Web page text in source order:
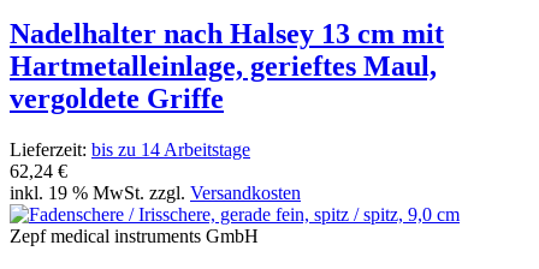
Nadelhalter nach Halsey 13 cm mit
Hartmetalleinlage, gerieftes Maul,
vergoldete Griffe
Lieferzeit: bis zu 14 Arbeitstage
62,24 €
inkl. 19 % MwSt. zzgl. Versandkosten
Zepf medical instruments GmbH